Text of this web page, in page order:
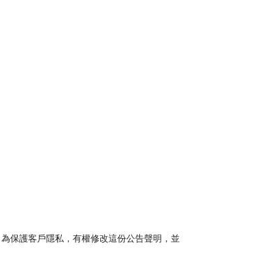
保護客戶隱私，有權修改這份公告聲明，並